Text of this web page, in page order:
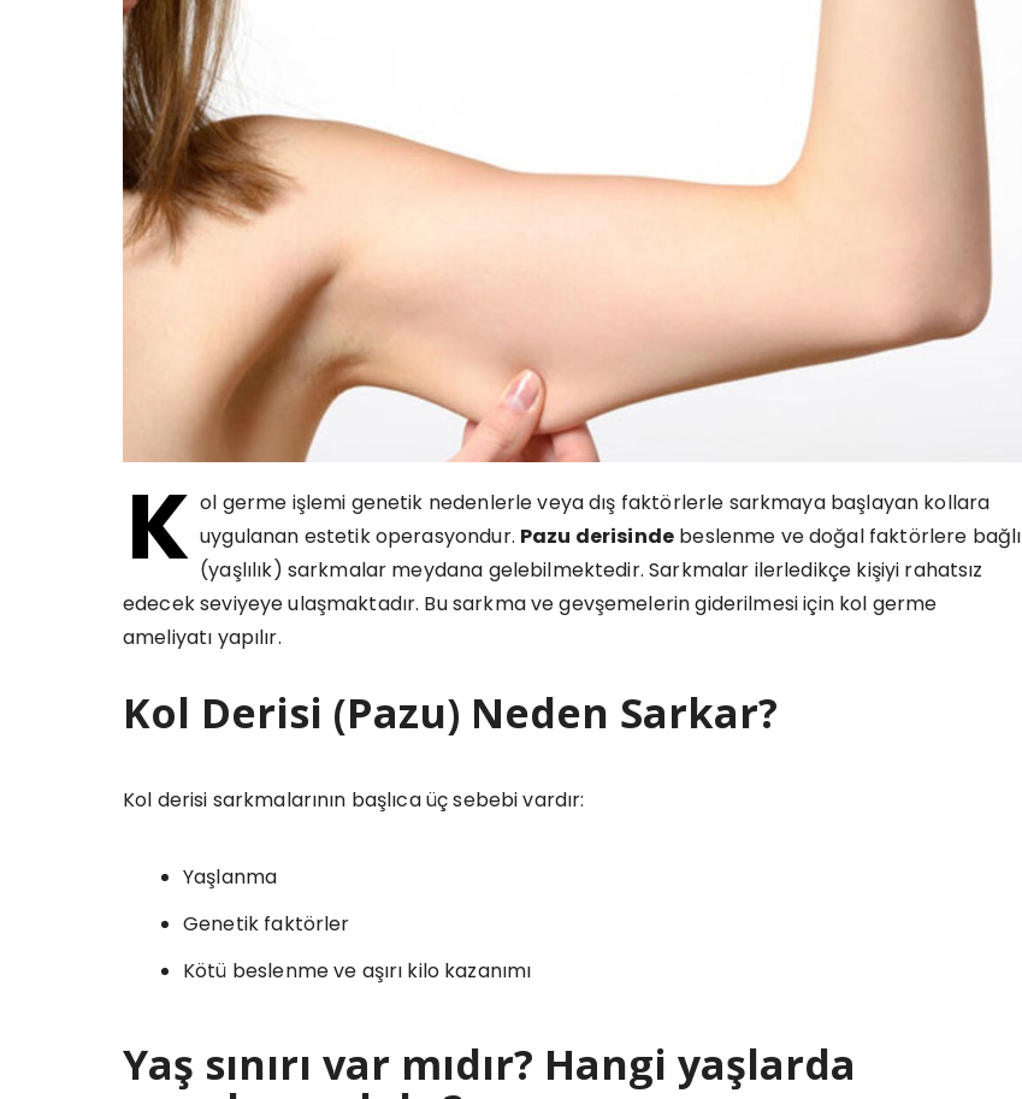
K ol germe işlemi genetik nedenlerle veya dış faktörlerle sarkmaya başlayan kollara
uygulanan estetik operasyondur. Pazu derisinde beslenme ve doğal faktörlere bağlı
(yaşlılık) sarkmalar meydana gelebilmektedir. Sarkmalar ilerledikçe kişiyi rahatsız
edecek seviyeye ulaşmaktadır. Bu sarkma ve gevşemelerin giderilmesi için kol germe
ameliyatı yapılır.
Kol Derisi (Pazu) Neden Sarkar?
Kol derisi sarkmalarının başlıca üç sebebi vardır:
Yaşlanma
Genetik faktörler
Kötü beslenme ve aşırı kilo kazanımı
Yaş sınırı var mıdır? Hangi yaşlarda